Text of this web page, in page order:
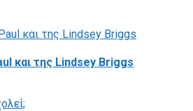
και της Lindsey Briggs